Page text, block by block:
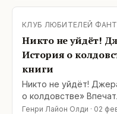
лучшую смерть.
Свет, 1666-й год,
Коннектикуте, где
община.
КЛУБ ЛЮБИТЕЛЕЙ
Никто не уйдёт!
История о
книги
Никто не уйдёт!
о колдовстве»
спасётся, никто не
Генри Лайон Олди · 02